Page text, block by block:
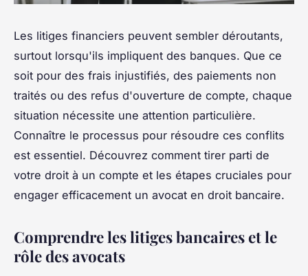
Les litiges financiers peuvent sembler déroutants,
surtout lorsqu'ils impliquent des banques. Que ce
soit pour des frais injustifiés, des paiements non
traités ou des refus d'ouverture de compte, chaque
situation nécessite une attention particulière.
Connaître le processus pour résoudre ces conflits
est essentiel. Découvrez comment tirer parti de
votre droit à un compte et les étapes cruciales pour
engager efficacement un avocat en droit bancaire.
Comprendre les litiges bancaires et le
rôle des avocats